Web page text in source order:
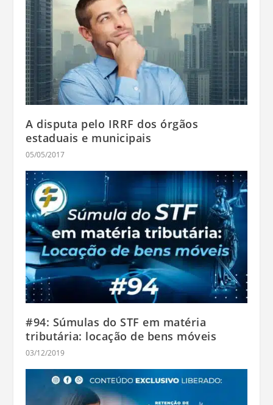
A disputa pelo IRRF dos órgãos
estaduais e municipais
05/05/2017
#94: Súmulas do STF em matéria
tributária: locação de bens móveis
03/12/2019